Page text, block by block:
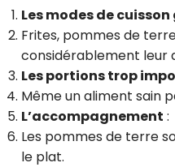
Les modes de
Frites, pommes de
considérablement leur
Les portions trop
Même un aliment sain
L’accompagnement :
Les pommes de terre
le plat.